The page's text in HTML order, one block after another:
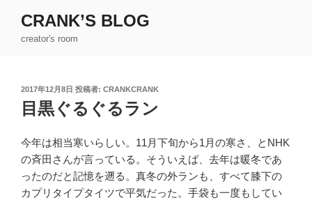
CRANK’S BLOG
creator's room
投
稿
日:
2017年12月8日 投稿者: CRANKCRANK
目黒ぐるぐるラン
今年は相当寒いらしい。11月下旬から1月の寒さ、とNHK
の斉田さんが言っている。そういえば、去年は暖冬であ
ったのだと記憶を遡る。真冬の外ランも、すべて膝下の
カプリタイプタイツで平気だった。手袋も一度もしてい